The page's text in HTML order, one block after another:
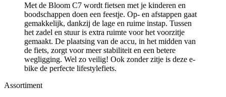
Met de Bloom C7 wordt fietsen met je kinderen en
boodschappen doen een feestje. Op- en afstappen gaat
gemakkelijk, dankzij de lage en ruime instap. Tussen
het zadel en stuur is extra ruimte voor het voorzitje
gemaakt. De plaatsing van de accu, in het midden van
de fiets, zorgt voor meer stabiliteit en een betere
wegligging. Wel zo veilig! Ook zonder zitje is deze e-
bike de perfecte lifestylefiets.
Assortiment